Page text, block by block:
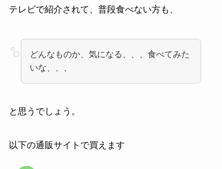
テレビで紹介されて、普段食べない方も、
どんなものか、気になる、、、食べてみた
いな、、、
と思うでしょう。
以下の通販サイトで買えます